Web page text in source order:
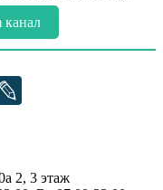
канал
2, 3 этаж